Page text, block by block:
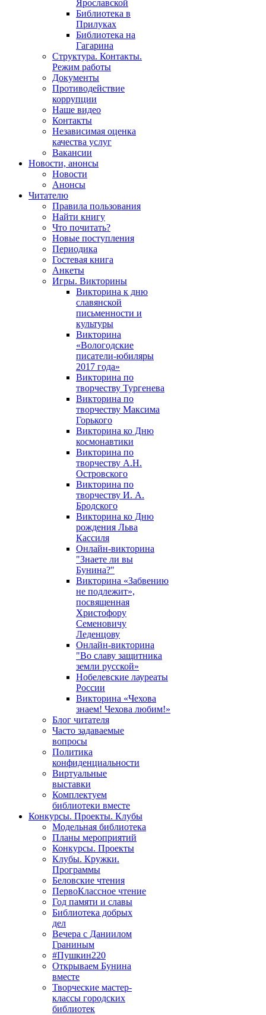
Ярославской
Библиотека в
Прилуках
Библиотека на
Гагарина
Структура. Контакты.
Режим работы
Документы
Противодействие
коррупции
Наше видео
Контакты
Независимая оценка
качества услуг
Вакансии
Новости, анонсы
Новости
Анонсы
Читателю
Правила пользования
Найти книгу
Что почитать?
Новые поступления
Периодика
Гостевая книга
Анкеты
Игры. Викторины
Викторина к дню
славянской
письменности и
культуры
Викторина
«Вологодские
писатели-юбиляры
2017 года»
Викторина по
творчеству Тургенева
Викторина по
творчеству Максима
Горького
Викторина ко Дню
космонавтики
Викторина по
творчеству А.Н.
Островского
Викторина по
творчеству И. А.
Бродского
Викторина ко Дню
рождения Льва
Кассиля
Онлайн-викторина
"Знаете ли вы
Бунина?"
Викторина «Забвению
не подлежит»,
посвященная
Христофору
Семеновичу
Леденцову
Онлайн-викторина
"Во славу защитника
земли русской»
Нобелевские лауреаты
России
Викторина «Чехова
знаем! Чехова любим!»
Блог читателя
Часто задаваемые
вопросы
Политика
конфиденциальности
Виртуальные
выставки
Комплектуем
библиотеки вместе
Конкурсы. Проекты. Клубы
Модельная библиотека
Планы мероприятий
Конкурсы. Проекты
Клубы. Кружки.
Программы
Беловские чтения
ПервоКлассное чтение
Год памяти и славы
Библиотека добрых
дел
Вечера с Даниилом
Граниным
#Пушкин220
Открываем Бунина
вместе
Творческие мастер-
классы городских
библиотек